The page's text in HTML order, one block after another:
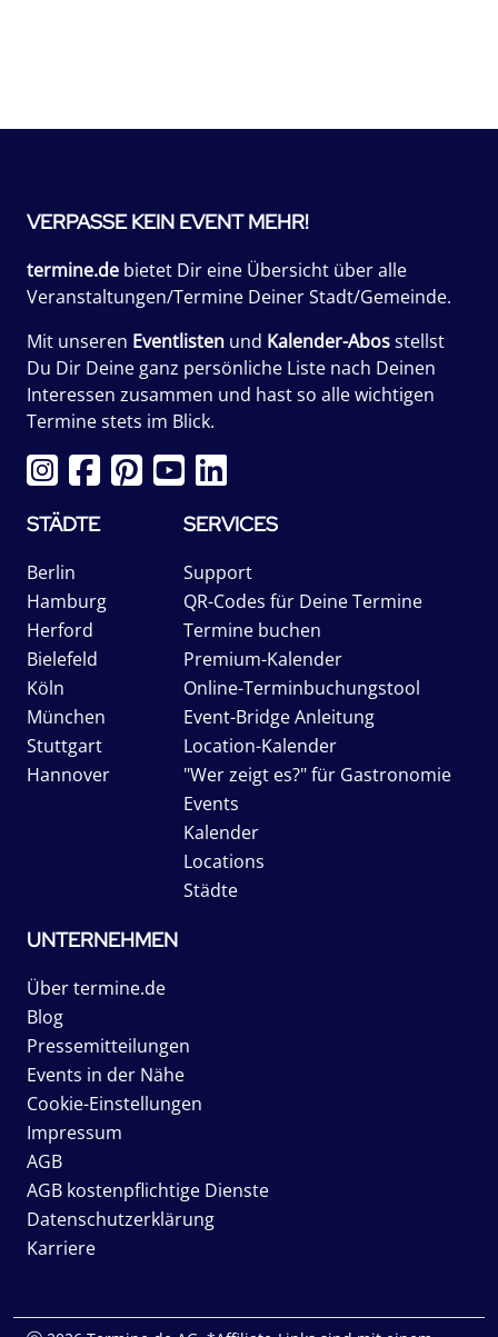
VERPASSE KEIN EVENT MEHR!
termine.de bietet Dir eine Übersicht über alle
Veranstaltungen/Termine Deiner Stadt/Gemeinde.
Mit unseren Eventlisten und Kalender-Abosstellst
Du Dir Deine ganz persönliche Liste nach Deinen
Interessen zusammen und hast so alle wichtigen
Termine stets im Blick.
STÄDTE
Berlin
Hamburg
Herford
Bielefeld
Köln
München
Stuttgart
Hannover
SERVICES
Support
QR-Codes für Deine Termine
Termine buchen
Premium-Kalender
Online-Terminbuchungstool
Event-Bridge Anleitung
Location-Kalender
"Wer zeigt es?" für Gastronomie
Events
Kalender
Locations
Städte
UNTERNEHMEN
Über termine.de
Blog
Pressemitteilungen
Events in der Nähe
Cookie-Einstellungen
Impressum
AGB
AGB kostenpflichtige Dienste
Datenschutzerklärung
Karriere